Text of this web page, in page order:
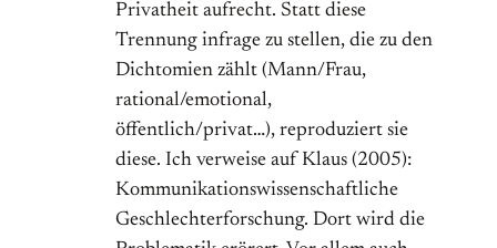
Privatheit aufrecht. Statt diese
Trennung infrage zu stellen, die zu den
Dichtomien zählt (Mann/Frau,
rational/emotional,
öffentlich/privat…), reproduziert sie
diese. Ich verweise auf Klaus (2005):
Kommunikationswissenschaftliche
Geschlechterforschung. Dort wird die